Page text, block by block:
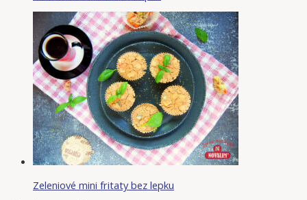
Zeleniové mini fritaty bez lepku